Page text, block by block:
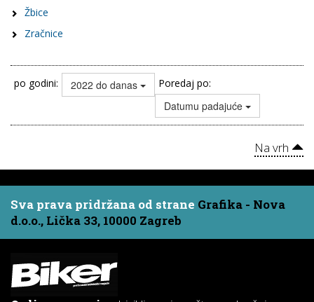
Žbice
Zračnice
po godini: 2022 do danas Poredaj po:
Datumu padajuće
Na vrh
Sva prava pridržana od strane Grafika - Nova
d.o.o., Lička 33, 10000 Zagreb